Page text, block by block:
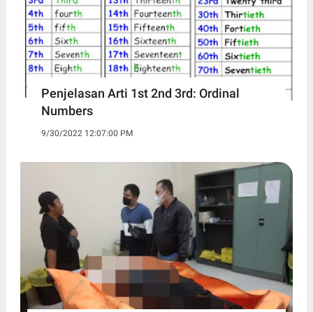
Penjelasan Arti 1st 2nd 3rd: Ordinal
Numbers
9/30/2022 12:07:00 PM